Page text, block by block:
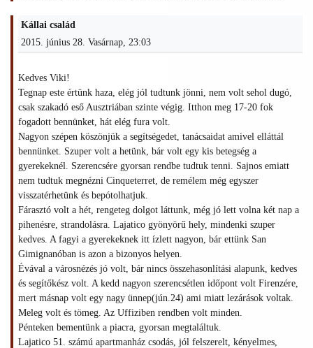
Kállai család
2015. június 28. Vasárnap, 23:03
Kedves Viki!
Tegnap este értünk haza, elég jól tudtunk jönni, nem volt sehol dugó,
csak szakadó eső Ausztriában szinte végig. Itthon meg 17-20 fok
fogadott bennünket, hát elég fura volt.
Nagyon szépen köszönjük a segítségedet, tanácsaidat amivel elláttál
bennünket. Szuper volt a hetünk, bár volt egy kis betegség a
gyerekeknél. Szerencsére gyorsan rendbe tudtuk tenni. Sajnos emiatt
nem tudtuk megnézni Cinqueterret, de remélem még egyszer
visszatérhetünk és bepótolhatjuk.
Fárasztó volt a hét, rengeteg dolgot láttunk, még jó lett volna két nap a
pihenésre, strandolásra. Lajatico gyönyörű hely, mindenki szuper
kedves. A fagyi a gyerekeknek itt ízlett nagyon, bár ettünk San
Gimignanóban is azon a bizonyos helyen.
Évával a városnézés jó volt, bár nincs összehasonlítási alapunk, kedves
és segítőkész volt. A kedd nagyon szerencsétlen időpont volt Firenzére,
mert másnap volt egy nagy ünnep(jún.24) ami miatt lezárások voltak.
Meleg volt és tömeg. Az Uffiziben rendben volt minden.
Pénteken bementünk a piacra, gyorsan megtaláltuk.
Lajatico 51. számú apartmanház csodás, jól felszerelt, kényelmes,